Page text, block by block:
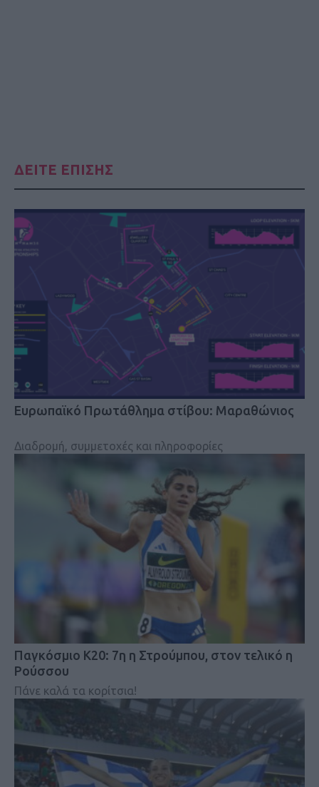
ΔΕΙΤΕ ΕΠΙΣΗΣ
Eυρωπαϊκό Πρωτάθλημα στίβου: Μαραθώνιος
Διαδρομή, συμμετοχές και πληροφορίες
Παγκόσμιο Κ20: 7η η Στρούμπου, στον τελικό η
Ρούσσου
Πάνε καλά τα κορίτσια!